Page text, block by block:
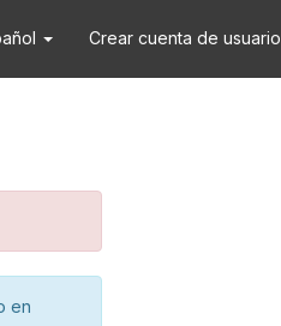
Crear cuenta de usuario
en